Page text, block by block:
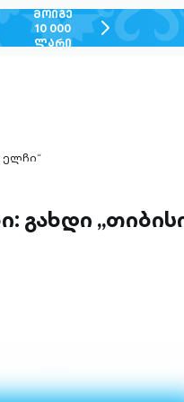
ᲛᲝᲘᲒᲔ
10 000
ᲚᲐᲠᲘ
chevron-
right-
გახდი